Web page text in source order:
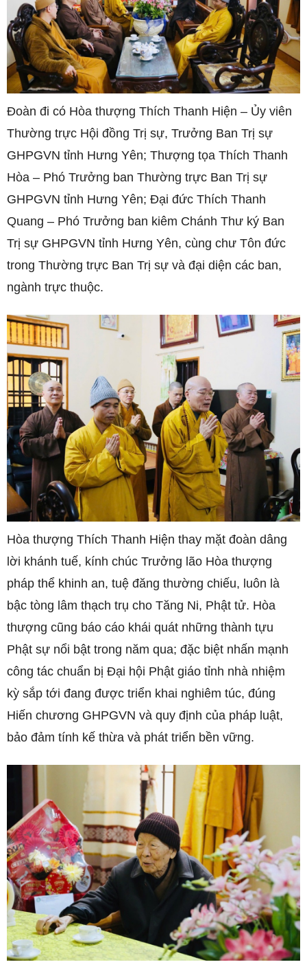
Đoàn đi có Hòa thượng Thích Thanh Hiện – Ủy viên
Thường trực Hội đồng Trị sự, Trưởng Ban Trị sự
GHPGVN tỉnh Hưng Yên; Thượng tọa Thích Thanh
Hòa – Phó Trưởng ban Thường trực Ban Trị sự
GHPGVN tỉnh Hưng Yên; Đại đức Thích Thanh
Quang – Phó Trưởng ban kiêm Chánh Thư ký Ban
Trị sự GHPGVN tỉnh Hưng Yên, cùng chư Tôn đức
trong Thường trực Ban Trị sự và đại diện các ban,
ngành trực thuộc.
Hòa thượng Thích Thanh Hiện thay mặt đoàn dâng
lời khánh tuế, kính chúc Trưởng lão Hòa thượng
pháp thể khinh an, tuệ đăng thường chiếu, luôn là
bậc tòng lâm thạch trụ cho Tăng Ni, Phật tử. Hòa
thượng cũng báo cáo khái quát những thành tựu
Phật sự nổi bật trong năm qua; đặc biệt nhấn mạnh
công tác chuẩn bị Đại hội Phật giáo tỉnh nhà nhiệm
kỳ sắp tới đang được triển khai nghiêm túc, đúng
Hiến chương GHPGVN và quy định của pháp luật,
bảo đảm tính kế thừa và phát triển bền vững.